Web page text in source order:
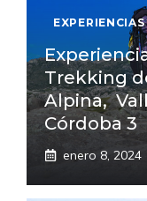
Trekking
Alpina,
Córdoba 3
enero 8, 2024